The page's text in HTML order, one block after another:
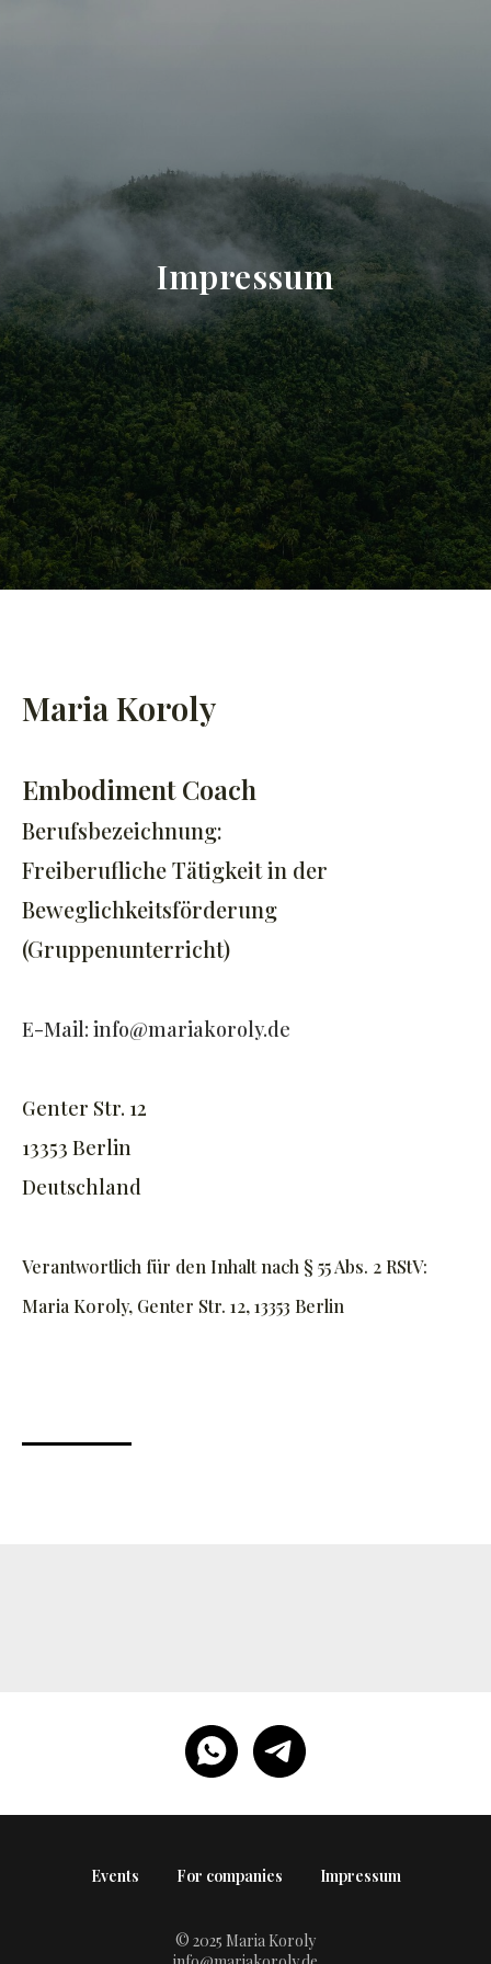
Impressum
Maria Koroly
Embodiment Coach
Berufsbezeichnung:
Freiberufliche Tätigkeit in der
Beweglichkeitsförderung
(Gruppenunterricht)
E-Mail: info@mariakoroly.de
Genter Str. 12
13353 Berlin
Deutschland
Verantwortlich für den Inhalt nach § 55 Abs. 2 RStV:
Maria Koroly, Genter Str. 12, 13353 Berlin
Events For companies Impressum
© 2025 Maria Koroly